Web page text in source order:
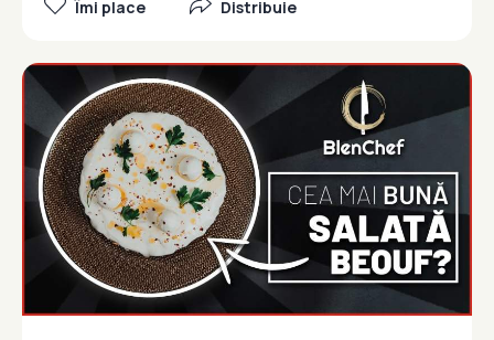
Îmi place Distribuie